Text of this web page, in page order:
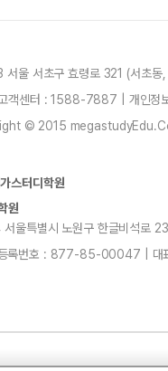
울 서초구 효령로 321 (서초
고객센터 : 1588-7887 | 개인
© 2015
스터디학원
원
울특별시 노원구 한글비석
록번호 : 877-85-00047 | 대